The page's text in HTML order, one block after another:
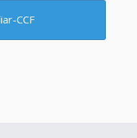
CCF